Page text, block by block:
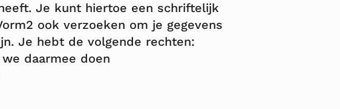
Je kunt hiertoe een schriftelijk
ook verzoeken om je gegevens
Je hebt de volgende rechten:
daarmee doen